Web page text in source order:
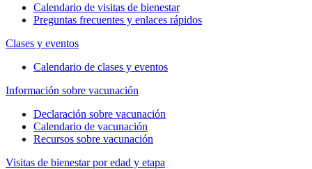
Calendario de visitas de bienestar
Preguntas frecuentes y enlaces rápidos
Clases y eventos
Calendario de clases y eventos
Información sobre vacunación
Declaración sobre vacunación
Calendario de vacunación
Recursos sobre vacunación
Visitas de bienestar por edad y etapa